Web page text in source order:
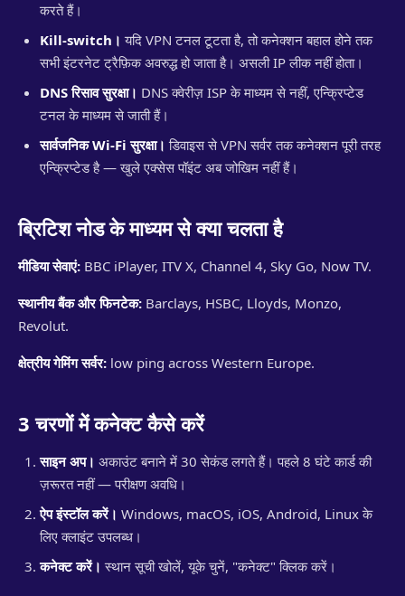
करते हैं।
Kill-switch। यदि VPN टनल टूटता है, तो कनेक्शन बहाल होने तक
सभी इंटरनेट ट्रैफ़िक अवरुद्ध हो जाता है। असली IP लीक नहीं होता।
DNS रिसाव सुरक्षा। DNS क्वेरीज़ ISP के माध्यम से नहीं, एन्क्रिप्टेड
टनल के माध्यम से जाती हैं।
सार्वजनिक Wi-Fi सुरक्षा। डिवाइस से VPN सर्वर तक कनेक्शन पूरी तरह
एन्क्रिप्टेड है — खुले एक्सेस पॉइंट अब जोखिम नहीं हैं।
ब्रिटिश नोड के माध्यम से क्या चलता है
मीडिया सेवाएं: BBC iPlayer, ITV X, Channel 4, Sky Go, Now TV.
स्थानीय बैंक और फिनटेक: Barclays, HSBC, Lloyds, Monzo,
Revolut.
क्षेत्रीय गेमिंग सर्वर: low ping across Western Europe.
3 चरणों में कनेक्ट कैसे करें
साइन अप। अकाउंट बनाने में 30 सेकंड लगते हैं। पहले 8 घंटे कार्ड की
ज़रूरत नहीं — परीक्षण अवधि।
ऐप इंस्टॉल करें। Windows, macOS, iOS, Android, Linux के
लिए क्लाइंट उपलब्ध।
कनेक्ट करें। स्थान सूची खोलें, यूके चुनें, "कनेक्ट" क्लिक करें।